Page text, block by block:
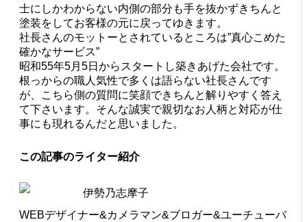
士にしかわからない内側の部分も手を抜かずきちんと
塗装をしてお客様の元に戻ってゆきます。
社長さんのモットーとされているところは”真心こめた
確かなサービス”
昭和55年5月5日からスタートし築きあげた会社です。
根っからの職人気性で多くは語らない社長さんです
が、こちら側の質問に笑顔できちんと解りやすく答え
て下さいます。そんな誠実で親切なお人柄と対応が仕
事にも現れるんだと思いました。
この記事のライター紹介
伊勢乃志摩子
WEBデザイナー&カメラマン&ブロガー&ユーチューバ